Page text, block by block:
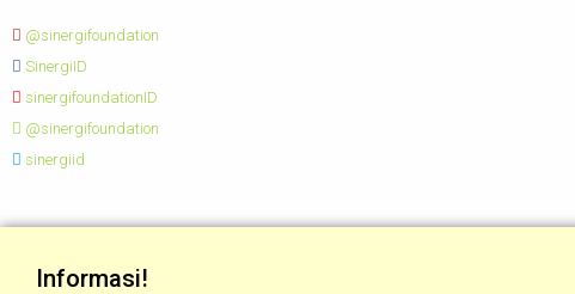
@sinergifoundation
SinergiID
sinergifoundationID
@sinergifoundation
sinergiid
Informasi!